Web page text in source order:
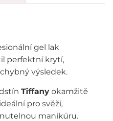
gel lak
perfektní krytí,
výsledek.
Tiffany okamžitě
pro svěží,
manikúru.